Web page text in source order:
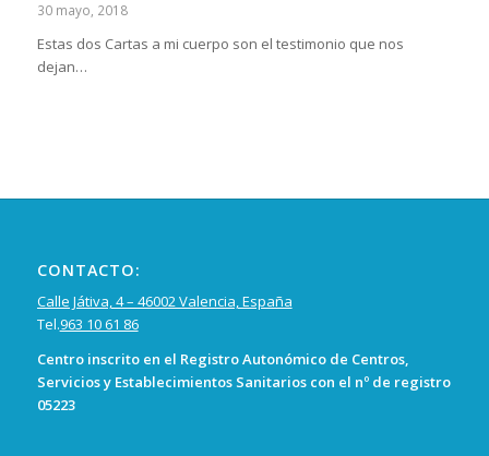
30 mayo, 2018
Estas dos Cartas a mi cuerpo son el testimonio que nos
dejan…
CONTACTO:
Calle Játiva, 4 – 46002 Valencia, España
Tel.963 10 61 86
Centro inscrito en el Registro Autonómico de Centros,
Servicios y Establecimientos Sanitarios con el nº de registro
05223